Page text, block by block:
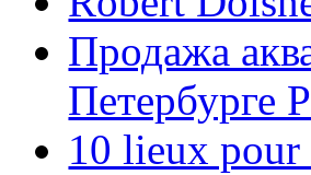
Продажа
Петербурге
10 lieux pour